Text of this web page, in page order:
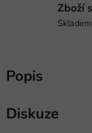
Zboží
Popis
Diskuze